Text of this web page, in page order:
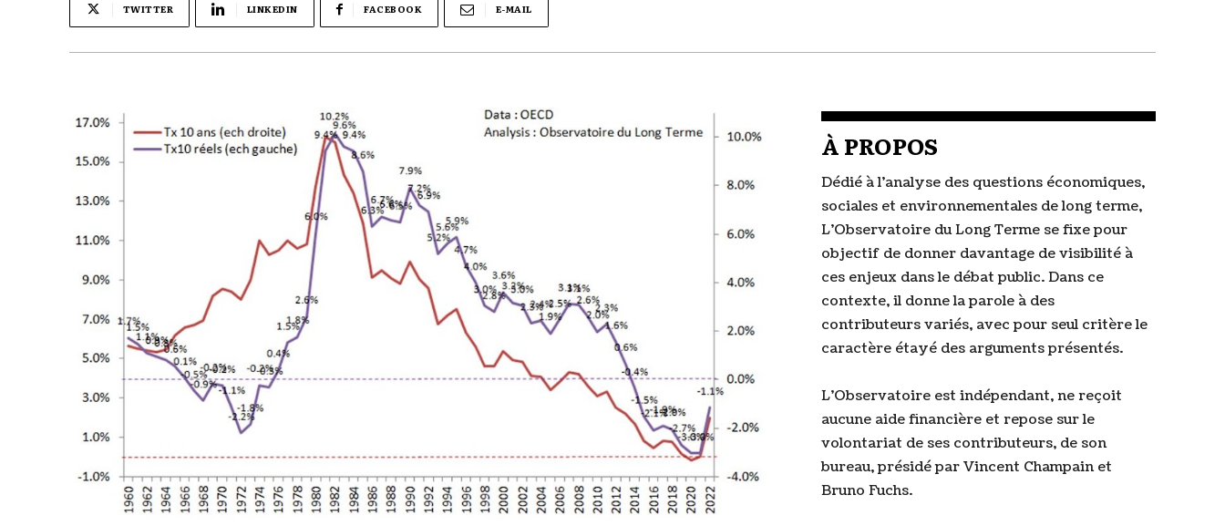
TWITTER LINKEDIN FACEBOOK E-MAIL
À PROPOS
Dédié à l'analyse des questions économiques,
sociales et environnementales de long terme,
L'Observatoire du Long Terme se fixe pour
objectif de donner davantage de visibilité à
ces enjeux dans le débat public. Dans ce
contexte, il donne la parole à des
contributeurs variés, avec pour seul critère le
caractère étayé des arguments présentés.
L'Observatoire est indépendant, ne reçoit
aucune aide financière et repose sur le
volontariat de ses contributeurs, de son
bureau, présidé par Vincent Champain et
Bruno Fuchs.